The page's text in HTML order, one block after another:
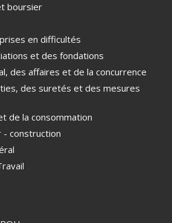
boursier
en difficultés
et des fondations
des affaires et de la concurrence
des suretés et des mesures
de la consommation
- construction